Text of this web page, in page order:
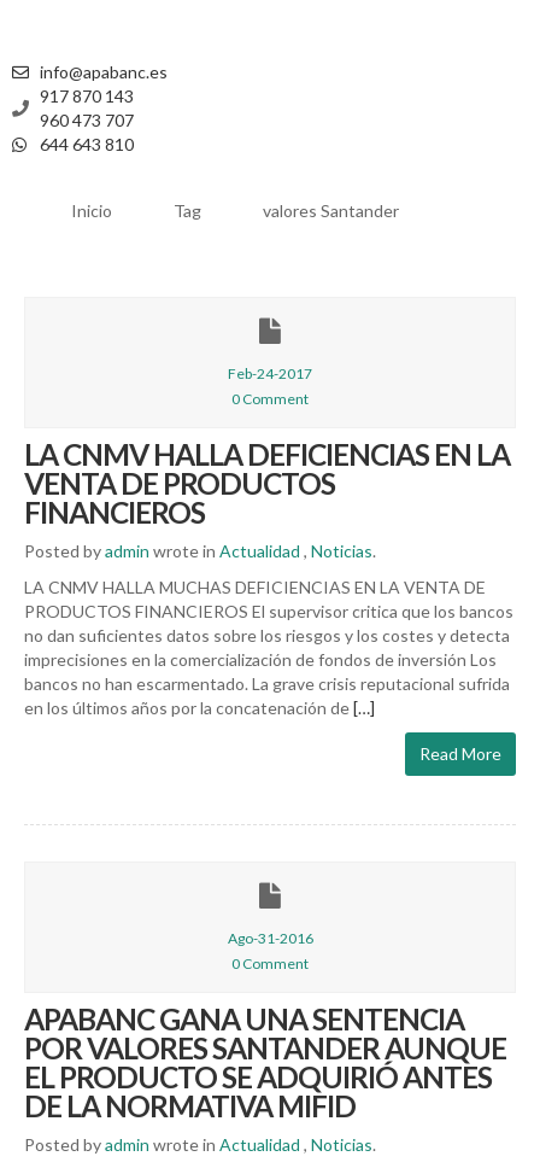
info@apabanc.es
917 870 143
960 473 707
644 643 810
Inicio Tag valores Santander
Feb-24-2017
0 Comment
LA CNMV HALLA DEFICIENCIAS EN LA
VENTA DE PRODUCTOS
FINANCIEROS
Posted byadmin wrote in Actualidad , Noticias.
LA CNMV HALLA MUCHAS DEFICIENCIAS EN LA VENTA DE
PRODUCTOS FINANCIEROS El supervisor critica que los bancos
no dan suficientes datos sobre los riesgos y los costes y detecta
imprecisiones en la comercialización de fondos de inversión Los
bancos no han escarmentado. La grave crisis reputacional sufrida
en los últimos años por la concatenación de[…]
Read More
Ago-31-2016
0 Comment
APABANC GANA UNA SENTENCIA
POR VALORES SANTANDER AUNQUE
EL PRODUCTO SE ADQUIRIÓ ANTES
DE LA NORMATIVA MIFID
Posted byadmin wrote in Actualidad , Noticias.